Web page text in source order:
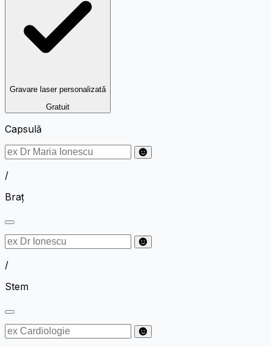
Gravare laser personalizată
Gratuit
Capsulă
/
Braț
/
Stem